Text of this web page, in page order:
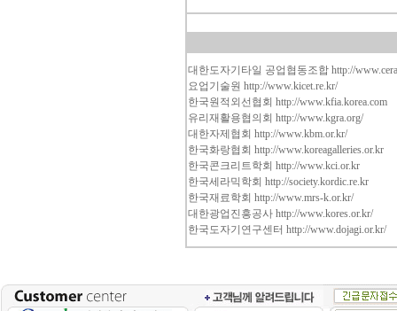
대한도자기타일 공업협동조합 http://
요업기술원 http://www.kicet.re.kr/
한국원적외선협회 http://www.kfia.korea.com
유리재활용협의회 http://www.kgra.org/
대한자제협회 http://www.kbm.or.kr/
한국화랑협회 http://www.koreagalleries.or.kr
한국콘크리트학회 http://www.kci.or.kr
한국세라믹학회 http://society.kordic.re.kr
한국재료학회 http://www.mrs-k.or.kr/
대한광업진흥공사 http://www.kores.or.kr/
한국도자기연구센터 http://www.dojagi.or.kr/